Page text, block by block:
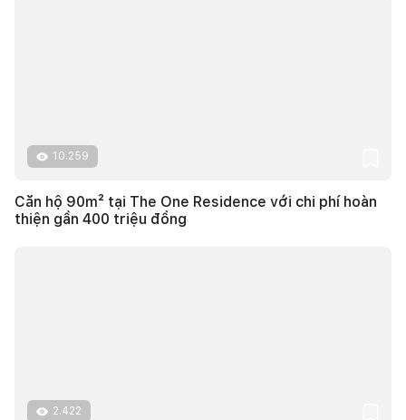
10.259
Căn hộ 90m² tại The One Residence với chi phí hoàn
thiện gần 400 triệu đồng
2.422